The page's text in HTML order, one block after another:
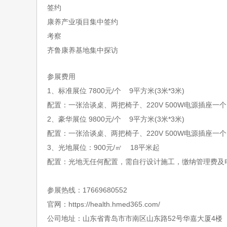
签约
康养产业项目集中签约
考察
齐鲁康养基地集中探访
参展费用
1、标准展位 7800元/个 9平方米(3米*3米)
配置：一张洽谈桌、两把椅子、 220V 500W电源插座一个
2、豪华展位 9800元/个 9平方米(3米*3米)
配置：一张洽谈桌、两把椅子、 220V 500W电源插座一
3、光地展位：900元/㎡ 18平米起
配置：光地无任何配置，需自行设计施工，缴纳管理费及
参展热线： 17669680552
官网： https://health.hmed365.com/
公司地址：山东省青岛市市南区山东路52号华嘉大厦4楼